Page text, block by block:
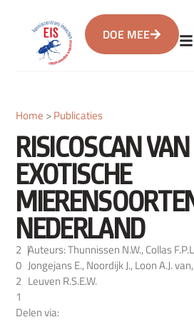
DOE MEE
Home >Publicaties
RISICOSCAN VAN
EXOTISCHE
NEDERLAND
2
0
2
1
|Auteurs: Thunnissen N.W., Collas
Jongejans E., Noordijk J., Loon A.J. van,
Leuven R.S.E.W.
Delen via: